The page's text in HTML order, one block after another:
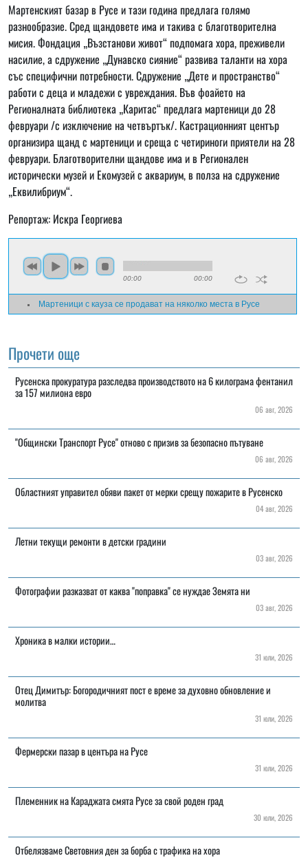
Мартенският базар в Русе и тази година предлага голямо
разнообразие. Сред щандовете има и такива с благотворителна
мисия. Фондация „Възстанови живот“ подпомага хора, преживели
насилие, а сдружение „Дунавско сияние“ развива таланти на хора
със специфични потребности. Сдружение „Дете и пространство“
работи с деца и младежи с увреждания. Във фоайето на
Регионалната библиотека „Каритас“ предлага мартеници до 28
февруари /с изключение на четвъртък/. Кастрационният център
организира щанд с мартеници и среща с четириноги приятели на 28
февруари. Благотворителни щандове има и в Регионален
исторически музей и Екомузей с аквариум, в полза на сдружение
„Еквилибриум“.
Репортаж: Искра Георгиева
00:00 00:00
Мартеници с кауза се продават на няколко места в Русе
Прочети още
Русенска прокуратура разследва производството на 6 килограма фентанил
за 157 милиона евро
06 авг, 2026
"Общински Транспорт Русе" отново с призив за безопасно пътуване
06 авг, 2026
Областният управител обяви пакет от мерки срещу пожарите в Русенско
04 авг, 2026
Летни текущи ремонти в детски градини
03 авг, 2026
Фотографии разказват от каква "поправка" се нуждае Земята ни
03 авг, 2026
Хроника в малки истории…
31 юли, 2026
Отец Димитър: Богородичният пост е време за духовно обновление и
молитва
31 юли, 2026
Фермерски пазар в центъра на Русе
31 юли, 2026
Племенник на Караджата смята Русе за свой роден град
30 юли, 2026
Отбелязваме Световния ден за борба с трафика на хора